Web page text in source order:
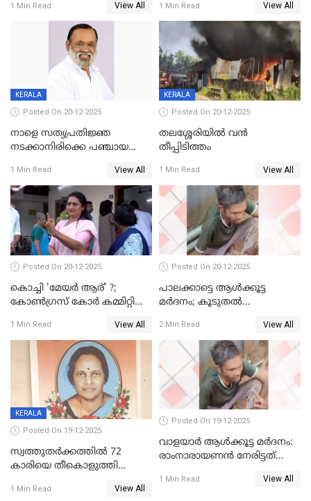
അന്വേഷിക്കും
1 Min Read View All
കഴുത്തുഞെരിച്ച് കൊന്നു
1 Min Read View All
KERALA
Posted On 20-12-2025
നാളെ സത്യപ്രതിജ്ഞ
നടക്കാനിരിക്കെ പഞ്ചായത്ത്
1 Min Read View All
KERALA
Posted On 20-12-2025
തലശ്ശേരിയിൽ വൻ
തീപ്പിടിത്തം
1 Min Read View All
Posted On 20-12-2025
കൊച്ചി 'മേയർ ആര്' ?;
കോണ്‍ഗ്രസ് കോര്‍ കമ്മിറ്റി
1 Min Read View All
Posted On 20-12-2025
പാലക്കാട്ടെ ആള്‍ക്കൂട്ട
മര്‍ദനം; കൂടുതല്‍
അംഗ സംഘമെന്ന് വിവരം
2 Min Read View All
KERALA
Posted On 19-12-2025
സ്വത്തുതര്‍ക്കത്തില്‍ 72
കാരിയെ തീകൊളുത്തി
ക്രൂരകൊലപാതകത്തില്‍
1 Min Read View All
Posted On 19-12-2025
വാളയാർ ആൾക്കൂട്ട മർദനം:
രാംനാരായണൻ നേരിട്ടത്
നാൽപ്പതിലേറെ
1 Min Read View All